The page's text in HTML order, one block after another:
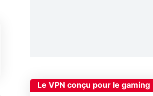
Le VPN conçu pour le gaming